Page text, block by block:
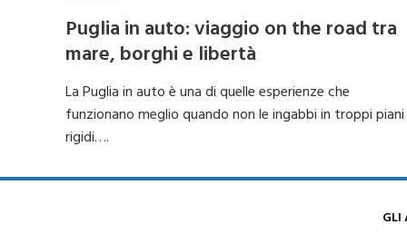
Puglia in auto: viaggio on the road tra
mare, borghi e libertà
La Puglia in auto è una di quelle esperienze che
funzionano meglio quando non le ingabbi in troppi piani
rigidi….
GLI